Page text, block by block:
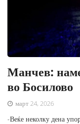
Манчев:
во Босилово
март 24, 2026
-Веќе неколку дена